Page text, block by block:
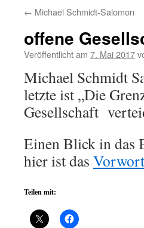
← Michael Schmidt-Salomon
offene
Veröffentlicht am 7. Mai 2017
Michael Schmidt
letzte ist „Die
Gesellschaft
Einen Blick in das
hier ist das
Teilen mit: